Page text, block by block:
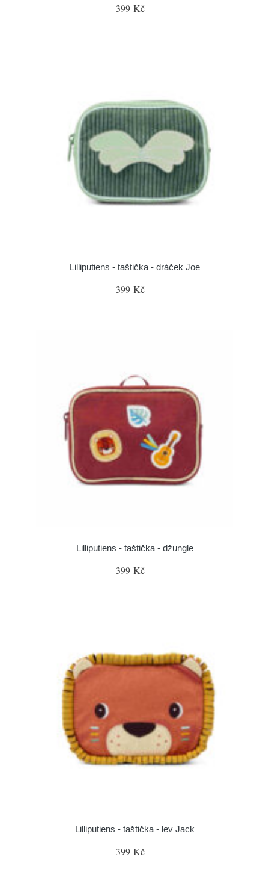
399 Kč
Lilliputiens - taštička - dráček Joe
399 Kč
Lilliputiens - taštička - džungle
399 Kč
Lilliputiens - taštička - lev Jack
399 Kč